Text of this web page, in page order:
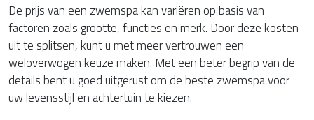
De prijs van een zwemspa kan variëren op basis van
factoren zoals grootte, functies en merk. Door deze kosten
uit te splitsen, kunt u met meer vertrouwen een
weloverwogen keuze maken. Met een beter begrip van de
details bent u goed uitgerust om de beste zwemspa voor
uw levensstijl en achtertuin te kiezen.